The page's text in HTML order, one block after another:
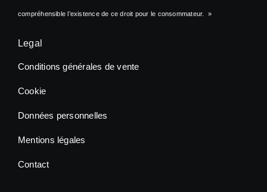
compréhensible l’existence de ce droit pour le consommateur. »
Legal
Conditions générales de vente
Cookie
Données personnelles
Mentions légales
Contact